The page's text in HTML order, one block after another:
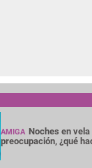
AMIGA Noches en
preocupación, ¿qué